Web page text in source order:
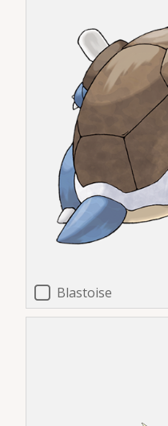
Blastoise